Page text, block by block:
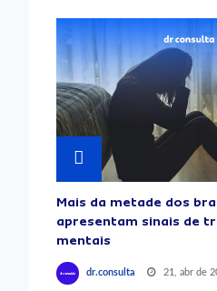
Mais da metade dos
apresentam sinais de
mentais
dr.consulta 21, abr de